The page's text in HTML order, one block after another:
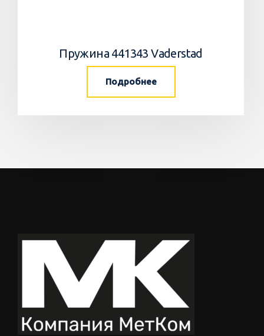
Пружина 441343 Vaderstad
Подробнее